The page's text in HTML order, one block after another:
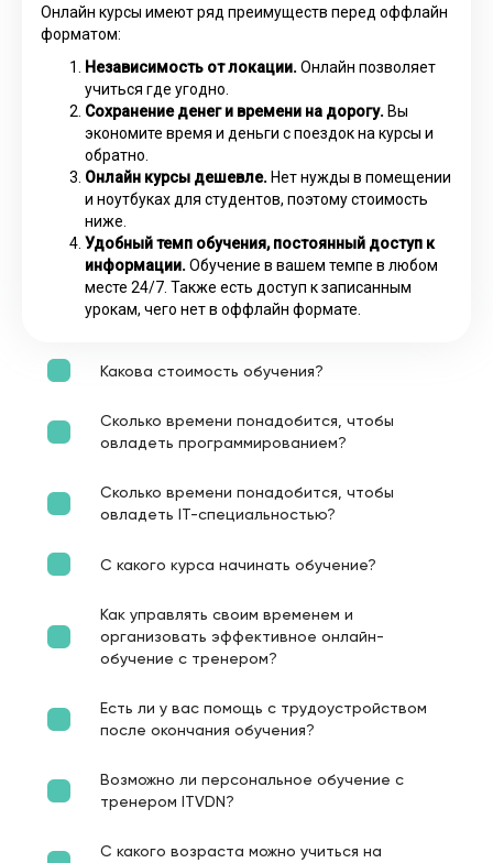
Онлайн курсы имеют ряд преимуществ перед оффлайн
форматом:
Независимость от локации. Онлайн позволяет
учиться где угодно.
Сохранение денег и времени на дорогу. Вы
экономите время и деньги с поездок на курсы и
обратно.
Онлайн курсы дешевле. Нет нужды в помещении
и ноутбуках для студентов, поэтому стоимость
ниже.
Удобный темп обучения, постоянный доступ к
информации. Обучение в вашем темпе в любом
месте 24/7. Также есть доступ к записанным
урокам, чего нет в оффлайн формате.
Какова стоимость обучения?
Сколько времени понадобится, чтобы
овладеть программированием?
Сколько времени понадобится, чтобы
овладеть IT-специальностью?
С какого курса начинать обучение?
Как управлять своим временем и
организовать эффективное онлайн-
обучение с тренером?
Есть ли у вас помощь с трудоустройством
после окончания обучения?
Возможно ли персональное обучение с
тренером ITVDN?
С какого возраста можно учиться на